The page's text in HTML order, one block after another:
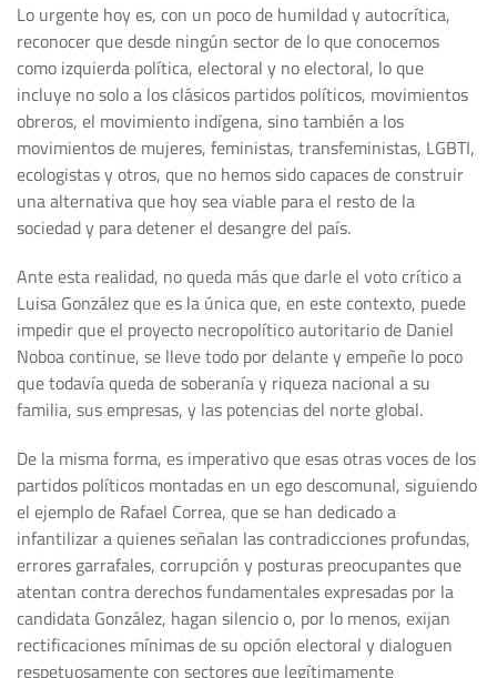
Lo urgente hoy es, con un poco de humildad y autocrítica,
reconocer que desde ningún sector de lo que conocemos
como izquierda política, electoral y no electoral, lo que
incluye no solo a los clásicos partidos políticos, movimientos
obreros, el movimiento indígena, sino también a los
movimientos de mujeres, feministas, transfeministas, LGBTI,
ecologistas y otros, que no hemos sido capaces de construir
una alternativa que hoy sea viable para el resto de la
sociedad y para detener el desangre del país.
Ante esta realidad, no queda más que darle el voto crítico a
Luisa González que es la única que, en este contexto, puede
impedir que el proyecto necropolítico autoritario de Daniel
Noboa continue, se lleve todo por delante y empeñe lo poco
que todavía queda de soberanía y riqueza nacional a su
familia, sus empresas, y las potencias del norte global.
De la misma forma, es imperativo que esas otras voces de los
partidos políticos montadas en un ego descomunal, siguiendo
el ejemplo de Rafael Correa, que se han dedicado a
infantilizar a quienes señalan las contradicciones profundas,
errores garrafales, corrupción y posturas preocupantes que
atentan contra derechos fundamentales expresadas por la
candidata González, hagan silencio o, por lo menos, exijan
rectificaciones mínimas de su opción electoral y dialoguen
respetuosamente con sectores que legítimamente